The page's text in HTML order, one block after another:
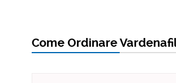
Come Ordinare